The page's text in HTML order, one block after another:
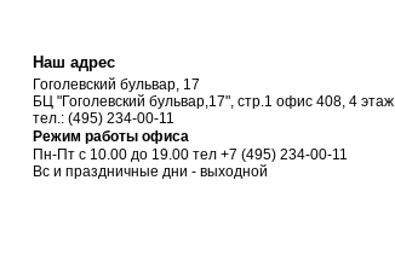
Наш адрес
Гоголевский бульвар, 17
БЦ "Гоголевский бульвар,17", стр.1 офис 408, 4 этаж
тел.: (495) 234-00-11
Режим работы офиса
Пн-Пт с 10.00 до 19.00 тел +7 (495) 234-00-11
Вс и праздничные дни - выходной